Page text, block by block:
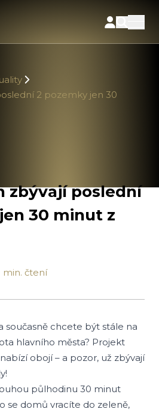
2 pozemky jen 30
zbývají poslední
30 minut z
min. čtení
současně chcete být stále na
hlavního města? Projekt
obojí – a pozor, už zbývají
půlhodinu 30 minut
se domů vracíte do zeleně,